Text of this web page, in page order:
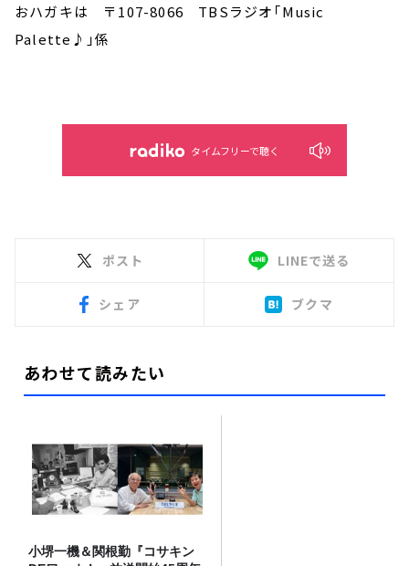
おハガキは 〒107-8066 TBSラジオ「Music
Palette♪」係
タイムフリーで聴く
ポスト LINEで送る
シェア ブクマ
あわせて読みたい
小堺一機＆関根勤『コサキン